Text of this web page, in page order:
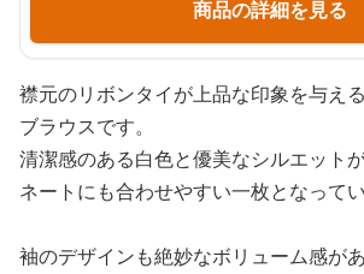
商品の詳細を見る
襟元のリボンタイが上品な印象を与え
ブラウスです。
清潔感のある白色と優美なシルエット
ネートにも合わせやすい一枚となってい
袖のデザインも絶妙なボリューム感が